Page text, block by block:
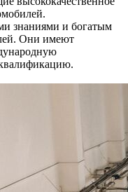
знаниями и богатым
Они имеют